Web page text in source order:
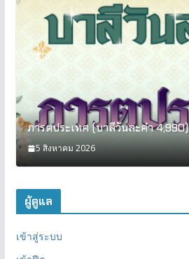
ภารตประเทศ (บาลีวันละคำ 4,990)
5 สิงหาคม 2026
ผู้ดูแล
เข้าสู่ระบบ